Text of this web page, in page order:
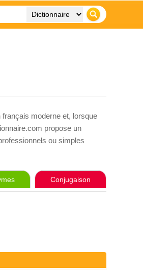
moderne et, lorsque
propose un
ou simples
Conjugaison